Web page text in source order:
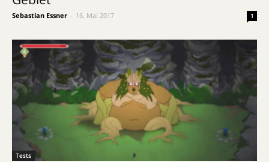
Sebastian Essner 16. Mai 2017 1
Tests